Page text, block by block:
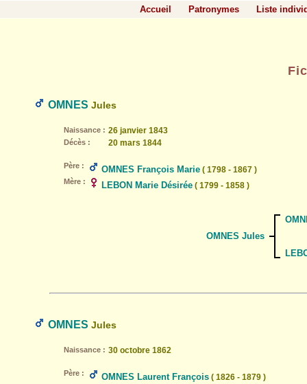
Accueil Patronymes Liste
OMNES Jules
Naissance : 26 janvier 1843
Décès : 20 mars 1844
Père : OMNES François Marie ( 1798 - 1867 )
Mère : LEBON Marie Désirée ( 1799 - 1858 )
OMNES Jules
OMNES Jules
Naissance : 30 octobre 1862
Père : OMNES Laurent François ( 1826 - 1879 )